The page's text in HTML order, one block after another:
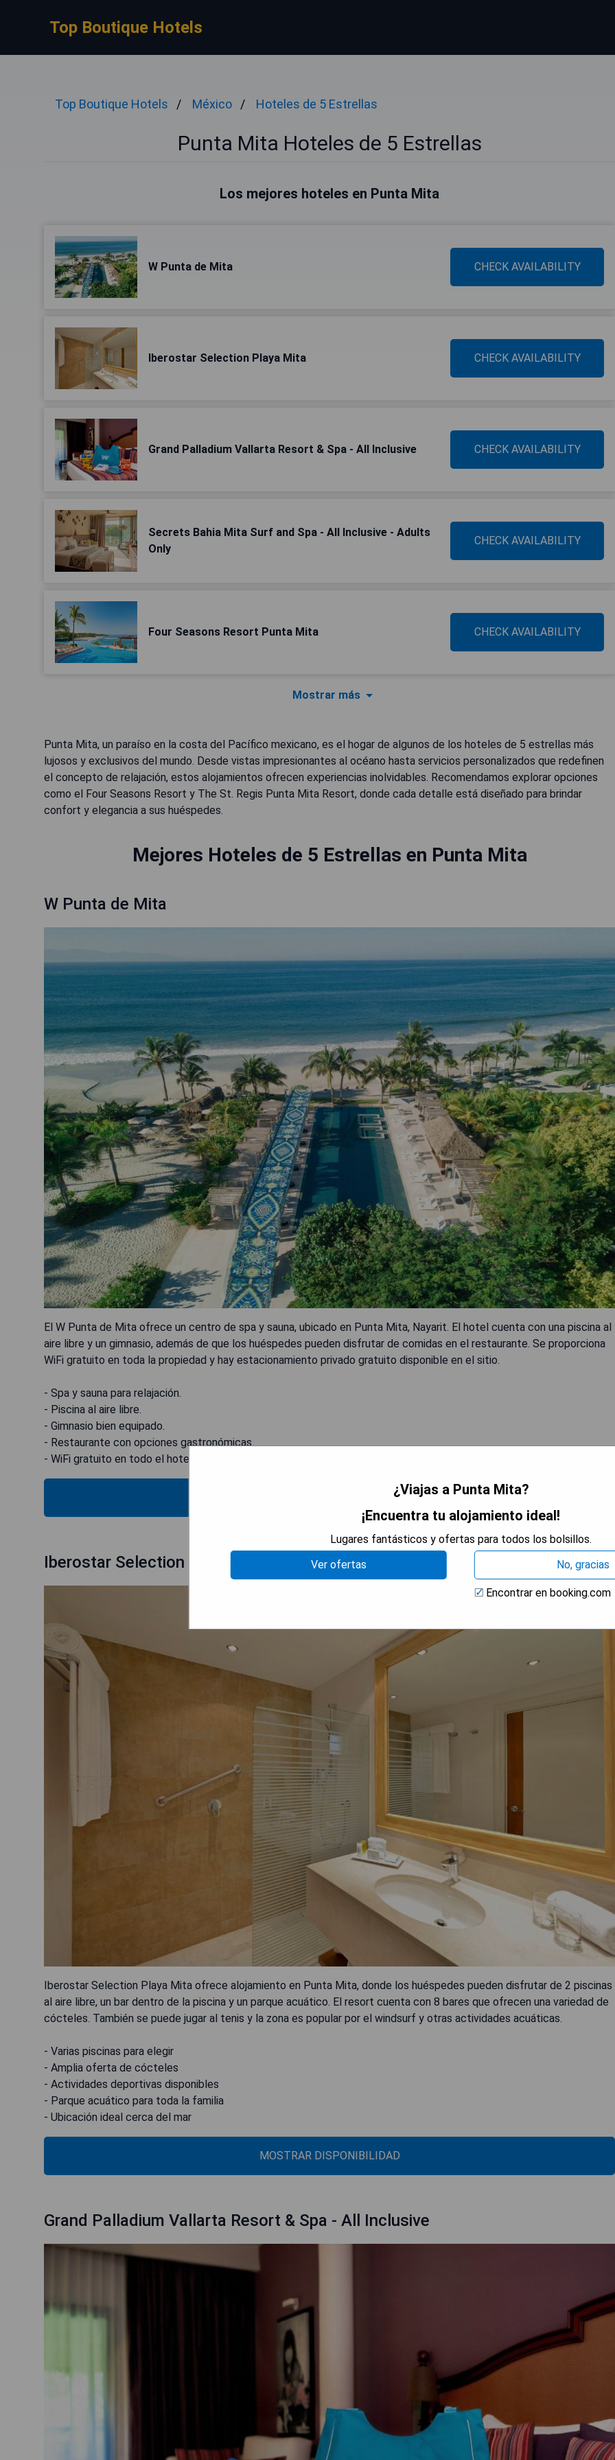
Top Boutique Hotels
Top Boutique Hotels México Hoteles de 5 Estrellas
Punta Mita Hoteles de 5 Estrellas
Los mejores hoteles en Punta Mita
W Punta de Mita CHECK AVAILABILITY
Iberostar Selection Playa Mita CHECK AVAILABILITY
Grand Palladium Vallarta Resort & Spa - All Inclusive CHECK AVAILABILITY
Secrets Bahia Mita Surf and Spa - All Inclusive - Adults
Only
CHECK AVAILABILITY
Four Seasons Resort Punta Mita CHECK AVAILABILITY
Mostrar más
Punta Mita, un paraíso en la costa del Pacífico mexicano, es el hogar de algunos de los hoteles de 5 estrellas más
lujosos y exclusivos del mundo. Desde vistas impresionantes al océano hasta servicios personalizados que redefinen
el concepto de relajación, estos alojamientos ofrecen experiencias inolvidables. Recomendamos explorar opciones
como el Four Seasons Resort y The St. Regis Punta Mita Resort, donde cada detalle está diseñado para brindar
confort y elegancia a sus huéspedes.
Mejores Hoteles de 5 Estrellas en Punta Mita
W Punta de Mita
El W Punta de Mita ofrece un centro de spa y sauna, ubicado en Punta Mita, Nayarit. El hotel cuenta con una piscina al
aire libre y un gimnasio, además de que los huéspedes pueden disfrutar de comidas en el restaurante. Se proporciona
WiFi gratuito en toda la propiedad y hay estacionamiento privado gratuito disponible en el sitio.
- Spa y sauna para relajación.
- Piscina al aire libre.
- Gimnasio bien equipado.
- Restaurante con opciones gastronómicas.
- WiFi gratuito en todo el hotel.
MOSTRAR DISPONIBILIDAD
Iberostar Selection Playa Mita
Iberostar Selection Playa Mita ofrece alojamiento en Punta Mita, donde los huéspedes pueden disfrutar de 2 piscinas
al aire libre, un bar dentro de la piscina y un parque acuático. El resort cuenta con 8 bares que ofrecen una variedad de
cócteles. También se puede jugar al tenis y la zona es popular por el windsurf y otras actividades acuáticas.
- Varias piscinas para elegir
- Amplia oferta de cócteles
- Actividades deportivas disponibles
- Parque acuático para toda la familia
- Ubicación ideal cerca del mar
MOSTRAR DISPONIBILIDAD
Grand Palladium Vallarta Resort & Spa - All Inclusive
¿Viajas a Punta Mita?
¡Encuentra tu alojamiento ideal!
Lugares fantásticos y ofertas para todos los bolsillos.
Ver ofertas
No, gracias
Encontrar en booking.com